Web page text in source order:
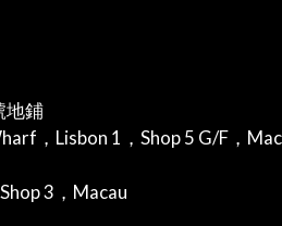
地鋪
，Lisbon 1，Shop 5 G/F，
3，Macau